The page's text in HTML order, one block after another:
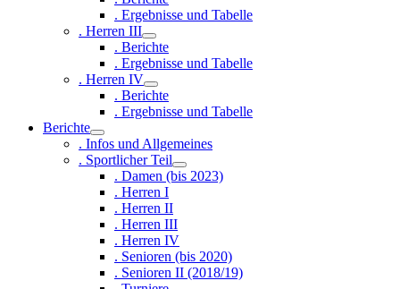
. Ergebnisse und Tabelle
. Herren III
. Berichte
. Ergebnisse und Tabelle
. Herren IV
. Berichte
. Ergebnisse und Tabelle
Berichte
. Infos und Allgemeines
. Sportlicher Teil
. Damen (bis 2023)
. Herren I
. Herren II
. Herren III
. Herren IV
. Senioren (bis 2020)
. Senioren II (2018/19)